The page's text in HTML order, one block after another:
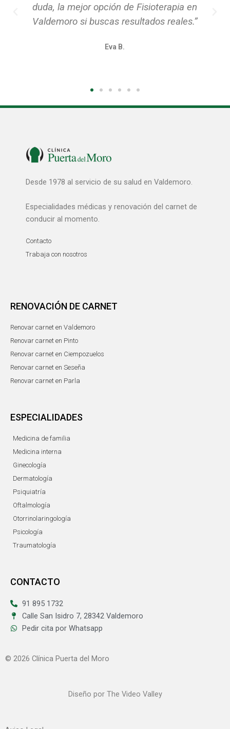
Recomiendo esta clínica de Fisioterapia en
Valdemoro al 100%.”
Jonathan T.
Desde 1978 al servicio de su salud en Valdemoro.
Especialidades médicas y renovación del carnet de
conducir al momento.
Contacto
Trabaja con nosotros
RENOVACIÓN DE CARNET
Renovar carnet en Valdemoro
Renovar carnet en Pinto
Renovar carnet en Ciempozuelos
Renovar carnet en Seseña
Renovar carnet en Parla
ESPECIALIDADES
Medicina de familia
Medicina interna
Ginecología
Dermatología
Psiquiatría
Oftalmología
Otorrinolaringología
Psicología
Traumatología
CONTACTO
91 895 1732
Calle San Isidro 7, 28342 Valdemoro
Pedir cita por Whatsapp
© 2026 Clínica Puerta del Moro
Diseño porThe Video Valley